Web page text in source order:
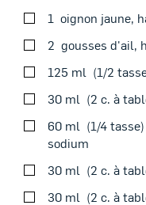
Thème du moment
1 oignon jaune,
2 gousses d'ail,
125 ml
1/2
30 ml
2 c. à
60 ml
1/4 tasse
sodium
30 ml
2 c. à
30 ml
2 c. à
ajouter 30 ml (2 c. à
filets de chaque côté,
Saler et poivrer.
Déglacer avec le vin